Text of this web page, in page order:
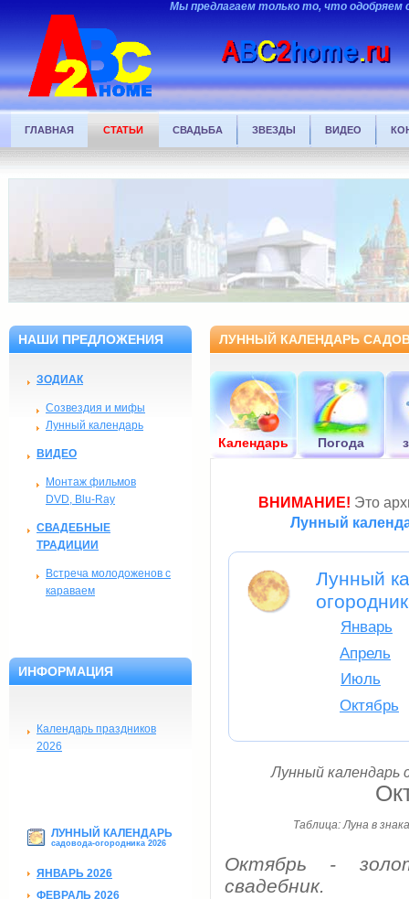
Мы предлагаем только то, что одобряем
ГЛАВНАЯ СТАТЬИ СВАДЬБА ЗВЕЗДЫ ВИДЕО
НАШИ ПРЕДЛОЖЕНИЯ
ЗОДИАК
Созвездия и мифы
Лунный календарь
ВИДЕО
Монтаж фильмов
DVD, Blu-Ray
СВАДЕБНЫЕ
ТРАДИЦИИ
Встреча молодоженов с
караваем
ИНФОРМАЦИЯ
Календарь праздников
2026
ЛУННЫЙ КАЛЕНДАРЬ
садовода-огородника 2026
ЯНВАРЬ 2026
ФЕВРАЛЬ 2026
ЛУННЫЙ КАЛЕНДАРЬ
Календарь Погода
ВНИМАНИЕ! Это
Лунный
Лунный
Январь
Апрель
Июль
Октябрь
Лунный календарь
Таблица: Луна в
Октябрь -
свадебник.